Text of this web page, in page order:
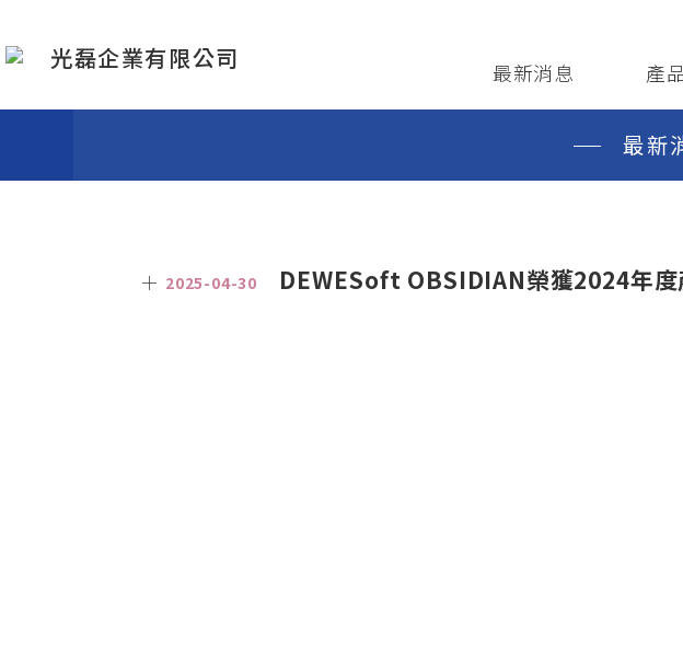
光磊企業有限公司 最新消息 產
最新
2025-04-30 DEWESoft OBSIDIAN榮獲2024年度